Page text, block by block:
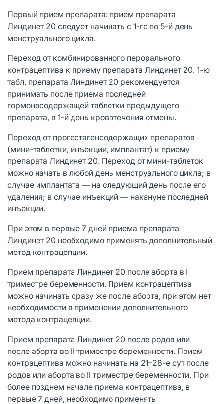
Первый прием препарата: прием препарата
Линдинет 20 следует начинать с 1-го по 5-й день
менструального цикла.
Переход от комбинированного перорального
контрацептива к приему препарата Линдинет 20. 1-ю
табл. препарата Линдинет 20 рекомендуется
принимать после приема последней
гормоносодержащей таблетки предыдущего
препарата, в 1-й день кровотечения отмены.
Переход от прогестагенсодержащих препаратов
(мини-таблетки, инъекции, имплантат) к приему
препарата Линдинет 20. Переход от мини-таблеток
можно начать в любой день менструального цикла; в
случае имплантата — на следующий день после его
удаления; в случае инъекций — накануне последней
инъекции.
При этом в первые 7 дней приема препарата
Линдинет 20 необходимо применять дополнительный
метод контрацепции.
Прием препарата Линдинет 20 после аборта в I
триместре беременности. Прием контрацептива
можно начинать сразу же после аборта, при этом нет
необходимости в применении дополнительного
метода контрацепции.
Прием препарата Линдинет 20 после родов или
после аборта во II триместре беременности. Прием
контрацептива можно начинать на 21–28-е сут после
родов или аборта во II триместре беременности. При
более позднем начале приема контрацептива, в
первые 7 дней, необходимо применять